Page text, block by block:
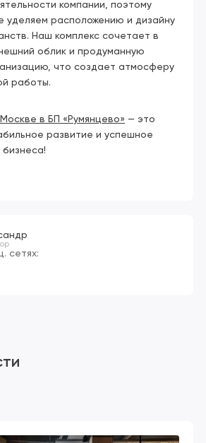
компании, поэтому
уделяем расположению и дизайну
Наш комплекс сочетает в
облик и продуманную
что создает атмосферу
работы.
в БП «Румянцево» — это
развитие и успешное
сетях: